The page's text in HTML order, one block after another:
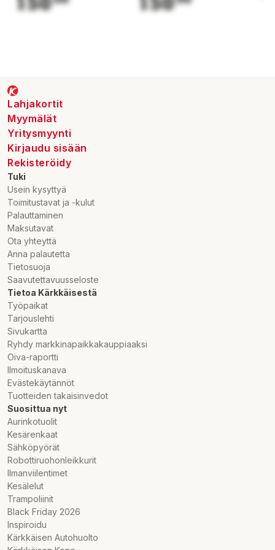
Lahjakortit
Myymälät
Yritysmyynti
Kirjaudu sisään
Rekisteröidy
Tuki
Usein kysyttyä
Toimitustavat ja -kulut
Palauttaminen
Maksutavat
Ota yhteyttä
Anna palautetta
Tietosuoja
Saavutettavuusseloste
Tietoa Kärkkäisestä
Työpaikat
Tarjouslehti
Sivukartta
Ryhdy markkinapaikkakauppiaaksi
Oiva-raportti
Ilmoituskanava
Evästekäytännöt
Tuotteiden takaisinvedot
Suosittua nyt
Aurinkotuolit
Kesärenkaat
Sähköpyörät
Robottiruohonleikkurit
Ilmanviilentimet
Kesälelut
Trampoliinit
Black Friday 2026
Inspiroidu
Kärkkäisen Autohuolto